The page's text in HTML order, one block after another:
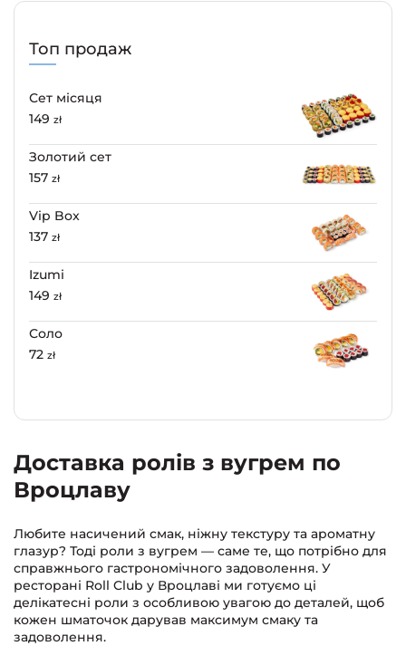
Доставка ролів з вугрем по
Вроцлаву
Любите насичений смак, ніжну текстуру та ароматну
глазур? Тоді роли з вугрем — саме те, що потрібно для
справжнього гастрономічного задоволення. У
ресторані Roll Club у Вроцлаві ми готуємо ці
делікатесні роли з особливою увагою до деталей, щоб
кожен шматочок дарував максимум смаку та
задоволення.
Топ продаж
Сет місяця
149 zł
Золотий сет
157 zł
Vip Box
137 zł
Izumi
149 zł
Соло
72 zł